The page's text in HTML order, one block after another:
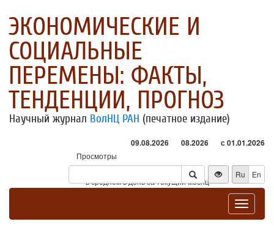
ЭКОНОМИЧЕСКИЕ И
СОЦИАЛЬНЫЕ
ПЕРЕМЕНЫ: ФАКТЫ,
ТЕНДЕНЦИИ, ПРОГНОЗ
Научный журнал ВолНЦ РАН (печатное издание)
09.08.2026 08.2026 с 01.01.2026
Просмотры
Посетители
* - в среднем в день за текущий месяц
Ru En
Toggle